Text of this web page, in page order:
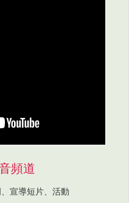
頻道
宣導短片、活動